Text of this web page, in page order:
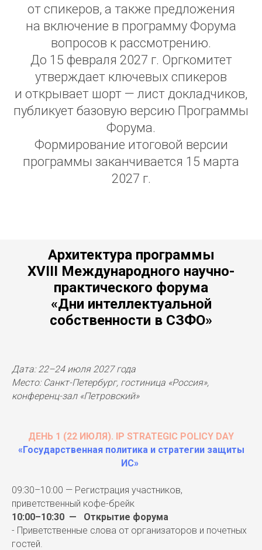
от спикеров, а также предложения
на включение в программу Форума
вопросов к рассмотрению.
До 15 февраля 2027 г. Оргкомитет
утверждает ключевых спикеров
и открывает шорт — лист докладчиков,
публикует базовую версию Программы
Форума.
Формирование итоговой версии
программы заканчивается 15 марта
2027 г.
Архитектура программы
XVIII Международного научно-
практического форума
«Дни интеллектуальной
собственности в СЗФО»
Дата: 22–24 июля 2027 года
Место: Санкт-Петербург, гостиница «Россия»,
конференц-зал «Петровский»
ДЕНЬ 1 (22 ИЮЛЯ). IP STRATEGIC POLICY DAY
«Государственная политика и стратегии защиты
ИС»
09:30–10:00 — Регистрация участников,
приветственный кофе-брейк
10:00–10:30 — Открытие форума
- Приветственные слова от организаторов и почетных
гостей.